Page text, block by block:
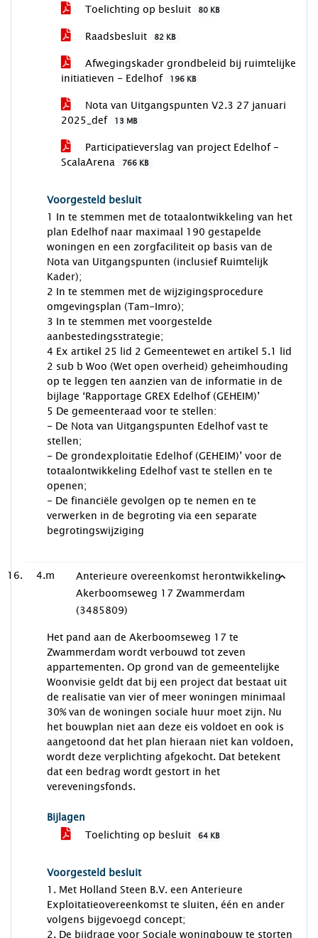
Toelichting op besluit
80 KB
Raadsbesluit 82 KB
Afwegingskader grondbeleid bij ruimtelijke
initiatieven - Edelhof 196 KB
Nota van Uitgangspunten V2.3 27 januari
2025_def 13 MB
Participatieverslag van project Edelhof -
ScalaArena
766 KB
Voorgesteld besluit
1 In te stemmen met de totaalontwikkeling van het
plan Edelhof naar maximaal 190 gestapelde
woningen en een zorgfaciliteit op basis van de
Nota van Uitgangspunten (inclusief Ruimtelijk
Kader);
2 In te stemmen met de wijzigingsprocedure
omgevingsplan (Tam-Imro);
3 In te stemmen met voorgestelde
aanbestedingsstrategie;
4 Ex artikel 25 lid 2 Gemeentewet en artikel 5.1 lid
2 sub b Woo (Wet open overheid) geheimhouding
op te leggen ten aanzien van de informatie in de
bijlage ‘Rapportage GREX Edelhof (GEHEIM)’
5 De gemeenteraad voor te stellen:
- De Nota van Uitgangspunten Edelhof vast te
stellen;
- De grondexploitatie Edelhof (GEHEIM)’ voor de
totaalontwikkeling Edelhof vast te stellen en te
openen;
- De financiële gevolgen op te nemen en te
verwerken in de begroting via een separate
begrotingswijziging
4.m
Anterieure overeenkomst herontwikkeling
Akerboomseweg 17 Zwammerdam
(3485809)
Het pand aan de Akerboomseweg 17 te
Zwammerdam wordt verbouwd tot zeven
appartementen. Op grond van de gemeentelijke
Woonvisie geldt dat bij een project dat bestaat uit
de realisatie van vier of meer woningen minimaal
30% van de woningen sociale huur moet zijn. Nu
het bouwplan niet aan deze eis voldoet en ook is
aangetoond dat het plan hieraan niet kan voldoen,
wordt deze verplichting afgekocht. Dat betekent
dat een bedrag wordt gestort in het
vereveningsfonds.
Bijlagen
Toelichting op besluit
64 KB
Voorgesteld besluit
1. Met Holland Steen B.V. een Anterieure
Exploitatieovereenkomst te sluiten, één en ander
volgens bijgevoegd concept;
2. De bijdrage voor Sociale woningbouw te storten